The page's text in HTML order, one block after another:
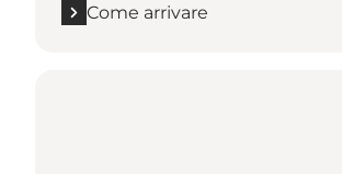
Come arrivare